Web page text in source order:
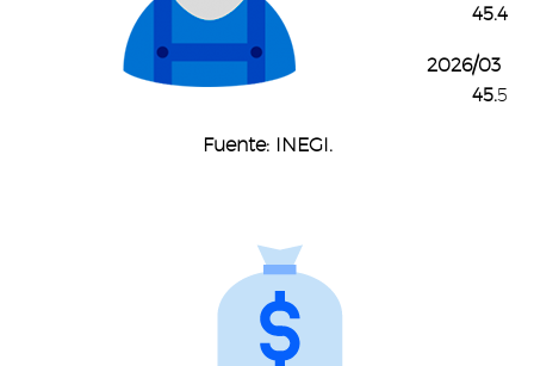
45.4
2026/03
45.5
Fuente: INEGI.